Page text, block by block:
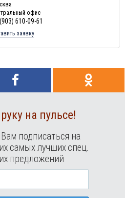
Республика
августе
офис
610-09-61
заявку
на пульсе!
подписаться на
самых лучших спец.
предложений